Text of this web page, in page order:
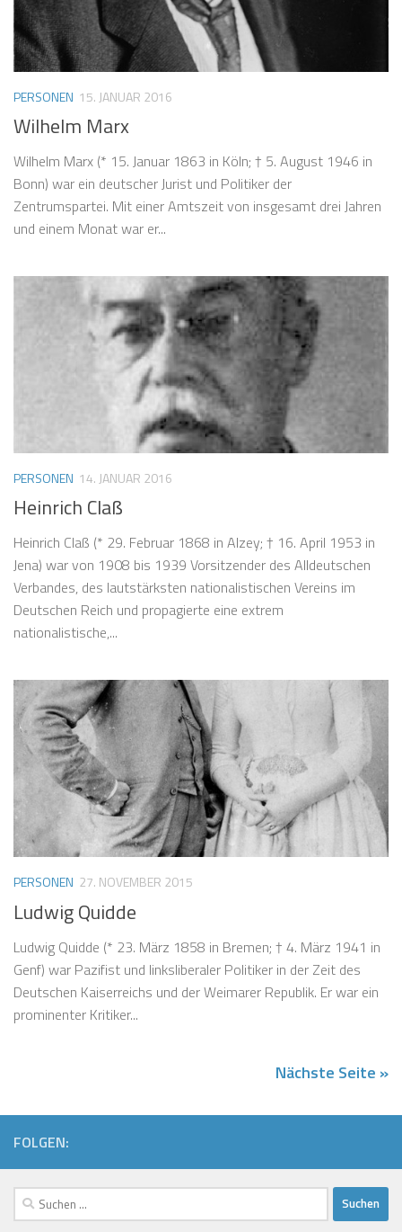
PERSONEN 15. JANUAR 2016
Wilhelm Marx
Wilhelm Marx (* 15. Januar 1863 in Köln; † 5. August 1946 in
Bonn) war ein deutscher Jurist und Politiker der
Zentrumspartei. Mit einer Amtszeit von insgesamt drei Jahren
und einem Monat war er...
PERSONEN 14. JANUAR 2016
Heinrich Claß
Heinrich Claß (* 29. Februar 1868 in Alzey; † 16. April 1953 in
Jena) war von 1908 bis 1939 Vorsitzender des Alldeutschen
Verbandes, des lautstärksten nationalistischen Vereins im
Deutschen Reich und propagierte eine extrem
nationalistische,...
PERSONEN 27. NOVEMBER 2015
Ludwig Quidde
Ludwig Quidde (* 23. März 1858 in Bremen; † 4. März 1941 in
Genf) war Pazifist und linksliberaler Politiker in der Zeit des
Deutschen Kaiserreichs und der Weimarer Republik. Er war ein
prominenter Kritiker...
Nächste Seite »
FOLGEN:
Suchen
nach: